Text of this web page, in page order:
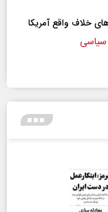
خلاف واقع آمریکا
سیاسی